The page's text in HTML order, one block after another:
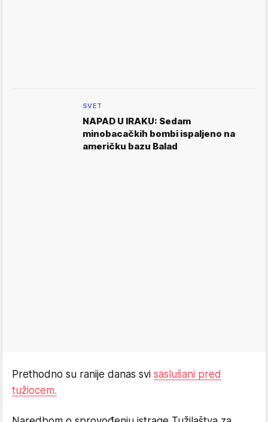
SVET
NAPAD U IRAKU: Sedam
minobacačkih bombi ispaljeno na
američku bazu Balad
Prethodno su ranije danas svi saslušani pred
tužiocem.